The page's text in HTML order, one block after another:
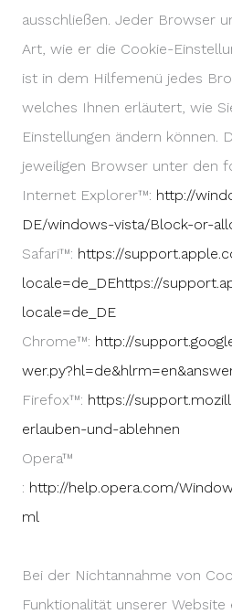
ausschließen. Jeder Browser
Art, wie er die Cookie-
ist in dem Hilfemenü jedes
welches Ihnen erläutert, wie
Einstellungen ändern können.
jeweiligen Browser unter den
Internet Explorer™: http://
DE/windows-vista/Block-or-
Safari™: https://
locale=de_DEhttps://
locale=de_DE
Chrome™: http://
Firefox™: https://
erlauben-und-ablehnen
Opera™
: http://help.opera.com/
ml
Bei der Nichtannahme von
Funktionalität unserer Website